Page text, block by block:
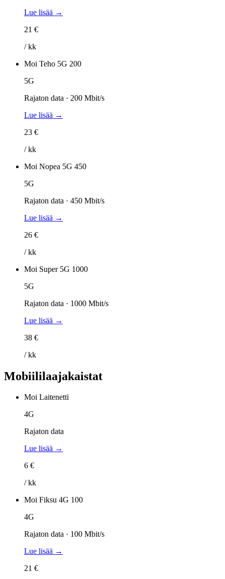
Lue lisää →
21 €
/ kk
Moi Teho 5G 200
5G
Rajaton data · 200 Mbit/s
Lue lisää →
23 €
/ kk
Moi Nopea 5G 450
5G
Rajaton data · 450 Mbit/s
Lue lisää →
26 €
/ kk
Moi Super 5G 1000
5G
Rajaton data · 1000 Mbit/s
Lue lisää →
38 €
/ kk
Mobiililaajakaistat
Moi Laitenetti
4G
Rajaton data
Lue lisää →
6 €
/ kk
Moi Fiksu 4G 100
4G
Rajaton data · 100 Mbit/s
Lue lisää →
21 €